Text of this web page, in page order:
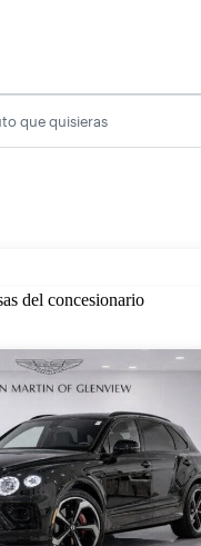
que quisieras
del concesionario